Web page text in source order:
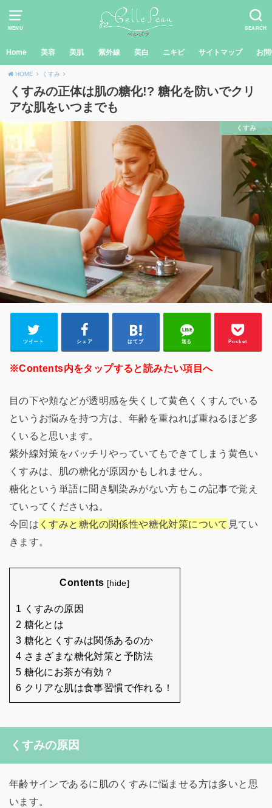
MENU SEARCH
Home 美容 美肌 紫外線 美白 ニキビ サイトマップ お
HOME くすみ
くすみの正体は肌の糖化!? 糖化を防いでクリ
アな肌をいつまでも
くすみ
ツイート シェア はてブ 送る Pocket
※Contents内をタップすると読みたい項目へ
目の下や頬などが透明感を失くして黄色くくすんでいる
というお悩みを持つ方は、年齢を重ねれば重ねるほど多
くいると思います。
紫外線対策をバッチリやっていてもできてしまう黄色い
くすみは、肌の糖化が原因かもしれません。
糖化という単語に聞き馴染みがない方もこの記事で覚え
ていってくださいね。
今回は くすみと糖化の関係性や糖化対策について 見てい
きます。
Contents [hide]
1 くすみの原因
2 糖化とは
3 糖化とくすみは関係あるのか
4 さまざまな糖化対策と予防法
5 糖化にお茶が有効？
6 クリアな肌は食事習慣で作れる！
くすみの原因
年齢サインであるに肌のくすみに悩ませる方は多いと思
います。